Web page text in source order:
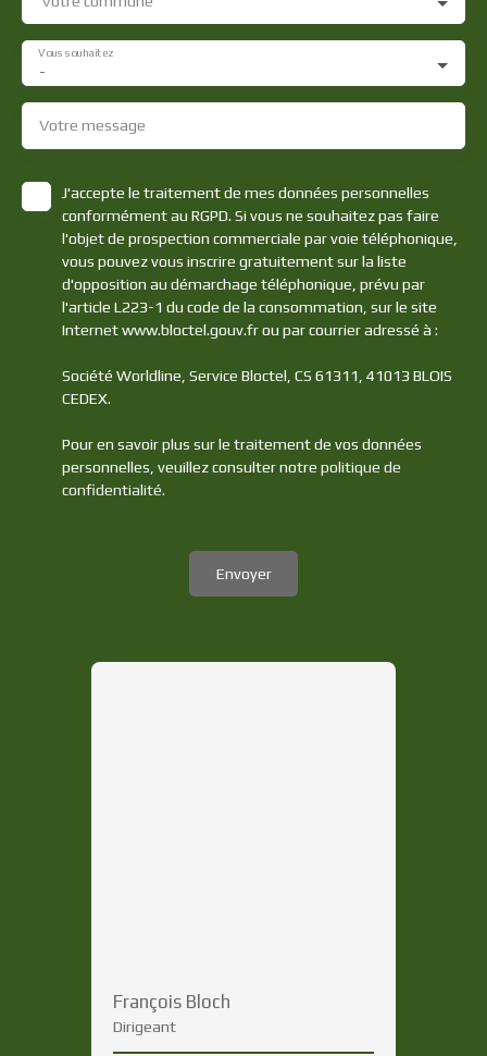
-
Vous souhaitez
Votre message
J'accepte le traitement de mes données personnelles
conformément au RGPD. Si vous ne souhaitez pas faire
l'objet de prospection commerciale par voie téléphonique,
vous pouvez vous inscrire gratuitement sur la liste
d'opposition au démarchage téléphonique, prévu par
l'article L223-1 du code de la consommation, sur le site
Internet www.bloctel.gouv.fr ou par courrier adressé à :
Société Worldline, Service Bloctel, CS 61311, 41013 BLOIS
CEDEX.
Pour en savoir plus sur le traitement de vos données
personnelles, veuillez consulter notre politique de
confidentialité.
Envoyer
François Bloch
Dirigeant